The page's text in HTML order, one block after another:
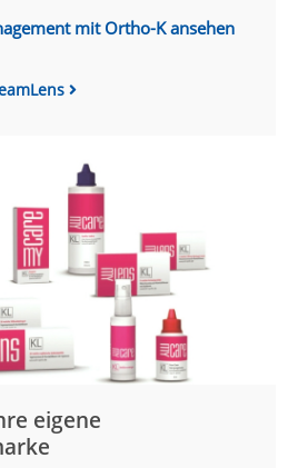
mit Ortho-K ansehen
eigene